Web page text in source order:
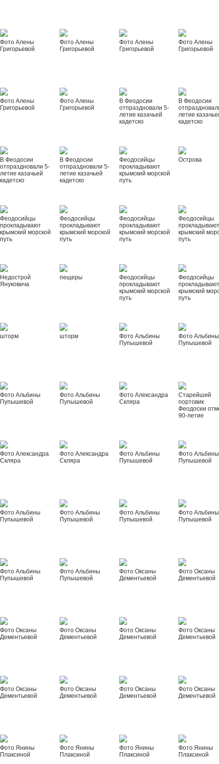
Фото Алены
Григорьевой
Фото Алены
Григорьевой
Фото Алены
Григорьевой
Фото Алены
Григорьевой
Фото Алены
Григорьевой
Фото Алены
Григорьевой
В Феодосии
отпраздновали 5-
летие казачьей
кадетско
В Феодосии
летие
кадетско
В Феодосии
отпраздновали 5-
летие казачьей
кадетско
В Феодосии
отпраздновали 5-
летие казачьей
кадетско
Феодосийцы
прокладывают
крымский морской
путь
Острова
Феодосийцы
прокладывают
крымский морской
путь
Феодосийцы
прокладывают
крымский морской
путь
Феодосийцы
прокладывают
крымский морской
путь
Феодосийцы
крымский
путь
Недострой
Януковича
пещеры
Феодосийцы
прокладывают
крымский морской
путь
Феодосийцы
крымский
путь
шторм шторм
Фото Альбины
Пупышевой
Фото Альбины
Пупышевой
Фото Альбины
Пупышевой
Фото Альбины
Пупышевой
Фото Александра
Скляра
Старейший
портовик
Феодосии
90-летие
Фото Александра
Скляра
Фото Александра
Скляра
Фото Альбины
Пупышевой
Фото Альбины
Пупышевой
Фото Альбины
Пупышевой
Фото Альбины
Пупышевой
Фото Альбины
Пупышевой
Фото Альбины
Пупышевой
Фото Альбины
Пупышевой
Фото Альбины
Пупышевой
Фото Оксаны
Дементьевой
Фото Оксаны
Дементьевой
Фото Оксаны
Дементьевой
Фото Оксаны
Дементьевой
Фото Оксаны
Дементьевой
Фото Оксаны
Дементьевой
Фото Оксаны
Дементьевой
Фото Оксаны
Дементьевой
Фото Оксаны
Дементьевой
Фото Оксаны
Дементьевой
Фото Янины
Плаксиной
Фото Янины
Плаксиной
Фото Янины
Плаксиной
Фото Янины
Плаксиной